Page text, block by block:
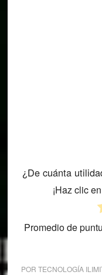
¿De cuánta
¡Haz clic
Promedio de
POR TECNOLOGÍA